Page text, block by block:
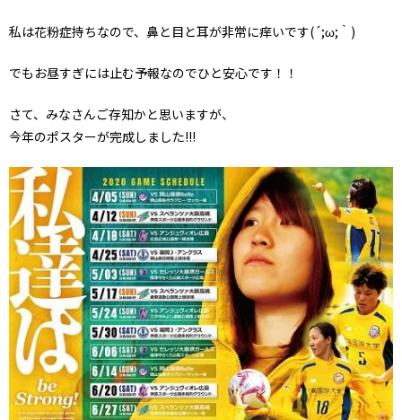
私は花粉症持ちなので、鼻と目と耳が非常に痒いです(´;ω;｀)
でもお昼すぎには止む予報なのでひと安心です！！
さて、みなさんご存知かと思いますが、
今年のポスターが完成しました!!!